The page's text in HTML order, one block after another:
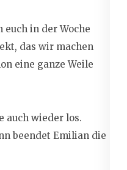
euch in der Woche
das wir machen
eine ganze Weile
auch wieder los.
beendet Emilian die